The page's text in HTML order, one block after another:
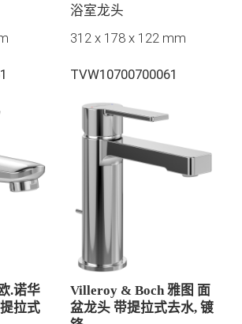
浴室龙头
312 x 178 x 122 mm
TVW10700700061
.诺华
拉式
Villeroy & Boch 雅图 面
盆龙头 带提拉式去水, 镀